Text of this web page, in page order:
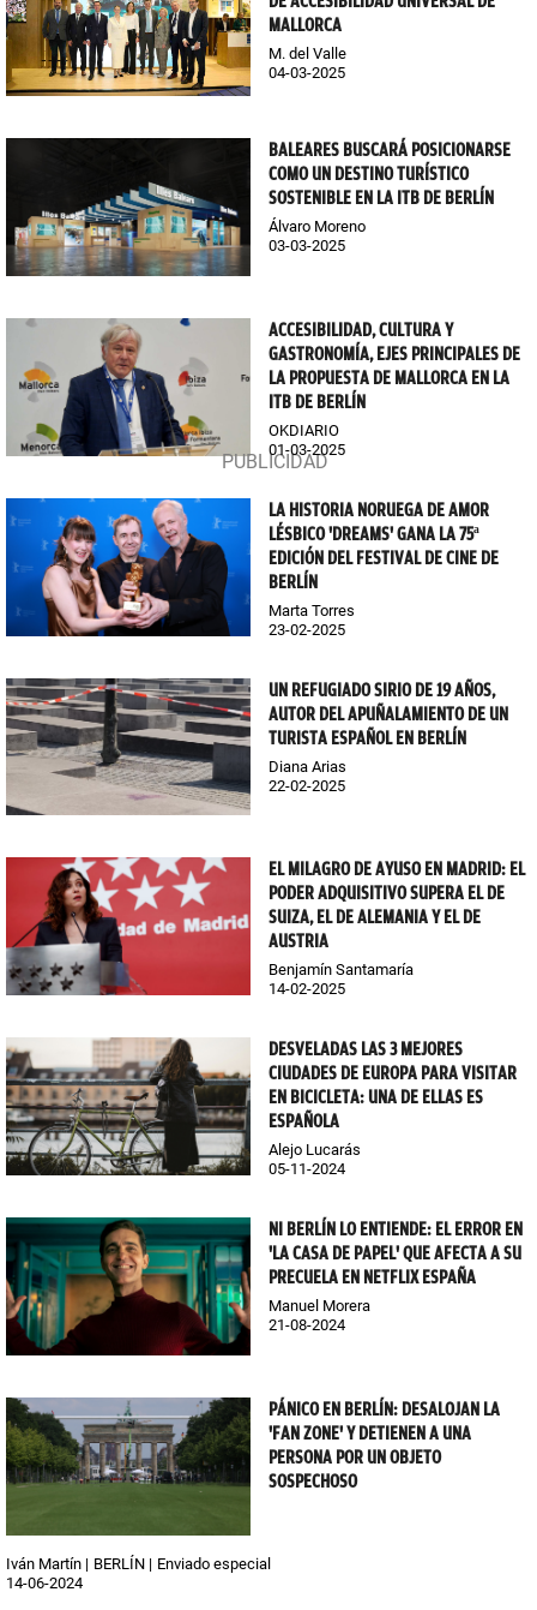
MALLORCA
M. del Valle
04-03-2025
BALEARES BUSCARÁ POSICIONARSE
COMO UN DESTINO TURÍSTICO
SOSTENIBLE EN LA ITB DE BERLÍN
Álvaro Moreno
03-03-2025
ACCESIBILIDAD, CULTURA Y
GASTRONOMÍA, EJES PRINCIPALES DE
LA PROPUESTA DE MALLORCA EN LA
ITB DE BERLÍN
OKDIARIO
01-03-2025
LA HISTORIA NORUEGA DE AMOR
LÉSBICO 'DREAMS' GANA LA 75ª
EDICIÓN DEL FESTIVAL DE CINE DE
BERLÍN
Marta Torres
23-02-2025
UN REFUGIADO SIRIO DE 19 AÑOS,
AUTOR DEL APUÑALAMIENTO DE UN
TURISTA ESPAÑOL EN BERLÍN
Diana Arias
22-02-2025
EL MILAGRO DE AYUSO EN MADRID: EL
PODER ADQUISITIVO SUPERA EL DE
SUIZA, EL DE ALEMANIA Y EL DE
AUSTRIA
Benjamín Santamaría
14-02-2025
DESVELADAS LAS 3 MEJORES
CIUDADES DE EUROPA PARA VISITAR
EN BICICLETA: UNA DE ELLAS ES
ESPAÑOLA
Alejo Lucarás
05-11-2024
NI BERLÍN LO ENTIENDE: EL ERROR EN
'LA CASA DE PAPEL' QUE AFECTA A SU
PRECUELA EN NETFLIX ESPAÑA
Manuel Morera
21-08-2024
PÁNICO EN BERLÍN: DESALOJAN LA
'FAN ZONE' Y DETIENEN A UNA
PERSONA POR UN OBJETO
SOSPECHOSO
Iván Martín BERLÍN
Enviado especial
14-06-2024